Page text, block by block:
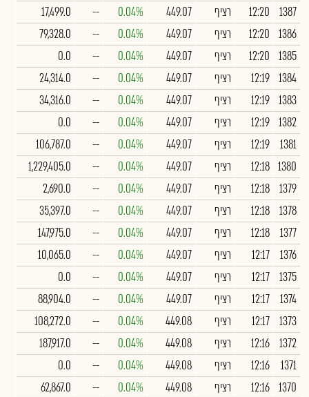
1387
12:20 רציף 449.07
0.04%
--
17,499.0
1386
12:20 רציף 449.07
0.04%
--
79,328.0
1385
12:20 רציף 449.07
0.04%
--
0.0
1384
12:19 רציף 449.07
0.04%
--
24,314.0
1383
12:19 רציף 449.07
0.04%
--
34,316.0
1382
12:19 רציף 449.07
0.04%
--
0.0
1381
12:19 רציף 449.07
0.04%
--
106,787.0
1380
12:18 רציף 449.07
0.04%
--
1,229,405.0
1379
12:18 רציף 449.07
0.04%
--
2,690.0
1378
12:18 רציף 449.07
0.04%
--
35,397.0
1377
12:18 רציף 449.07
0.04%
--
147,975.0
1376
12:17 רציף 449.07
0.04%
--
10,065.0
1375
12:17 רציף 449.07
0.04%
--
0.0
1374
12:17 רציף 449.07
0.04%
--
88,904.0
1373
12:17 רציף 449.08
0.04%
--
108,272.0
1372
12:16 רציף 449.08
0.04%
--
187,917.0
1371
12:16 רציף 449.08
0.04%
--
0.0
1370
12:16 רציף 449.08
0.04%
--
62,867.0